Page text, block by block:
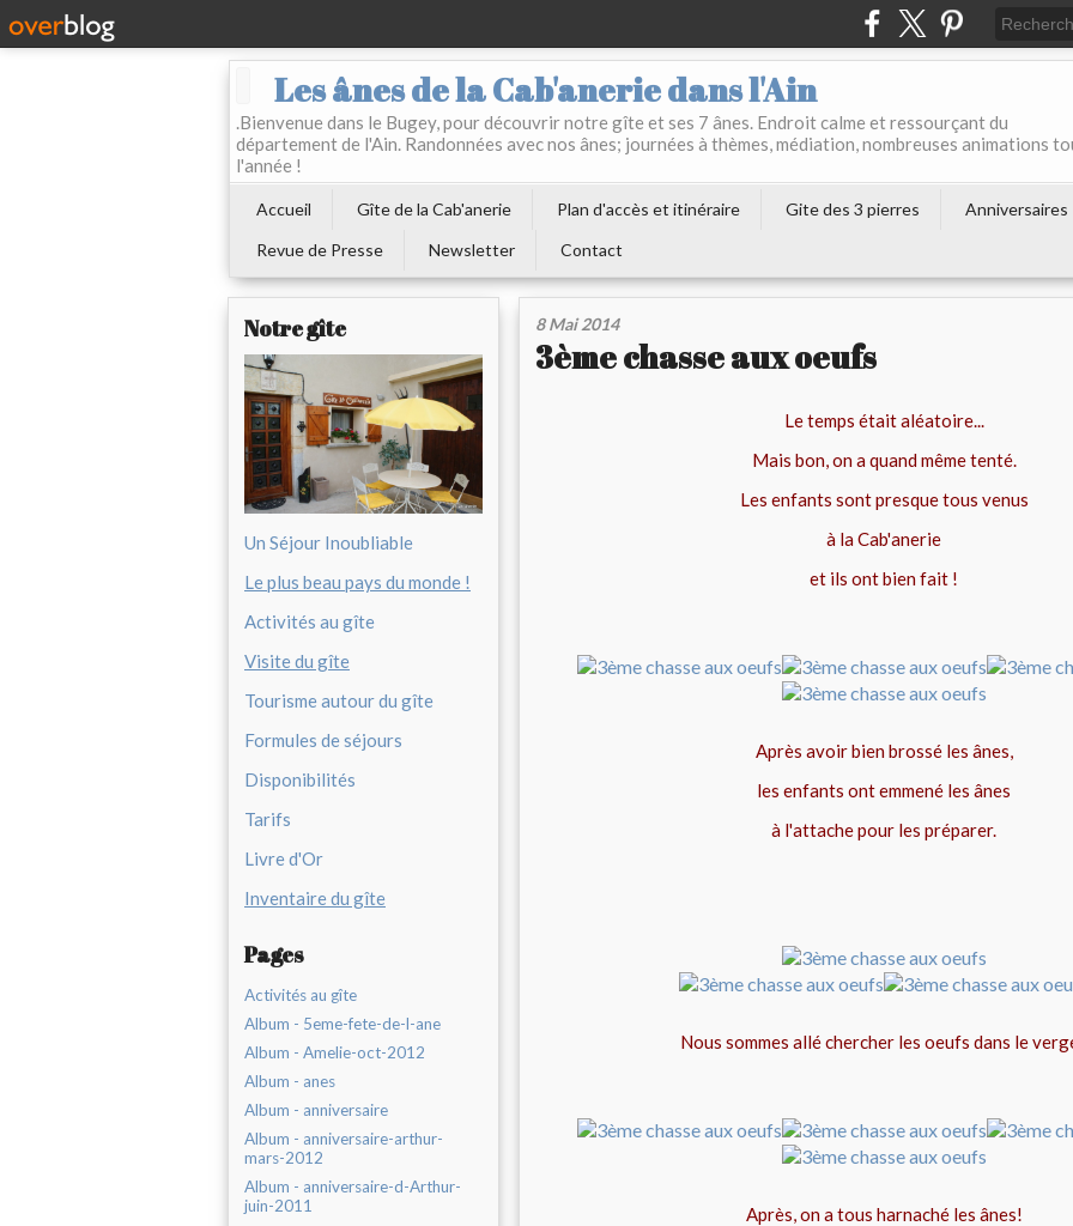
Les ânes de la Cab'anerie dans l'Ain
.Bienvenue dans le Bugey, pour découvrir notre gîte et ses 7 ânes. Endroit calme et ressourçant du
département de l'Ain. Randonnées avec nos ânes; journées à thèmes, médiation, nombreuses animations
l'année !
Accueil Gîte de la Cab'anerie Plan d'accès et itinéraire Gite des 3 pierres
Anniversaires
Revue de Presse
Newsletter Contact
Notre gîte
Un Séjour Inoubliable
Le plus beau pays du monde !
Activités au gîte
Visite du gîte
Tourisme autour du gîte
Formules de séjours
Disponibilités
Tarifs
Livre d'Or
Inventaire du gîte
Pages
Activités au gîte
Album - 5eme-fete-de-l-ane
Album - Amelie-oct-2012
Album - anes
Album - anniversaire
Album - anniversaire-arthur-
mars-2012
Album - anniversaire-d-Arthur-
juin-2011
8 Mai 2014
3ème chasse aux oeufs
Le temps était aléatoire...
Mais bon, on a quand même tenté.
Les enfants sont presque tous venus
à la Cab'anerie
et ils ont bien fait !
Après avoir bien brossé les ânes,
les enfants ont emmené les ânes
à l'attache pour les préparer.
Nous sommes allé chercher les oeufs dans le
Après, on a tous harnaché les ânes!